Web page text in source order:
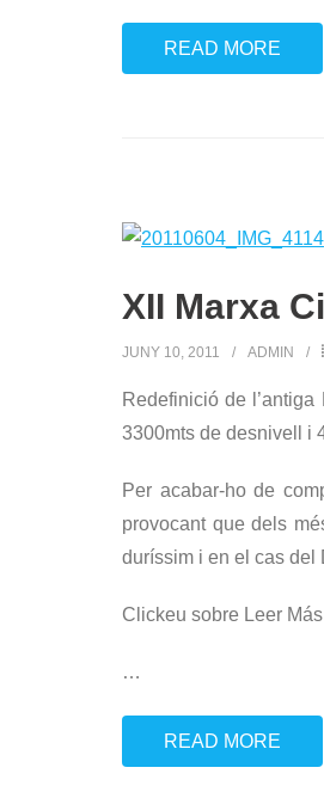
READ MORE
XII Marxa
JUNY 10, 2011 ADMIN
Redefinició de
3300mts de desnivell i
Per acabar-ho de
provocant que dels
duríssim i en el cas del
Clickeu sobre Leer
…
READ MORE